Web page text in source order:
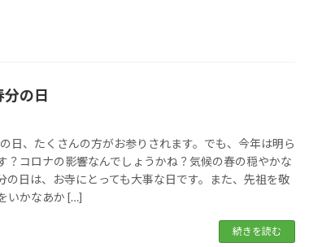
分の日
日、たくさんの方がお参りされます。でも、今年は明ら
？コロナの影響なんでしょうかね？気候の春の穏やかな
の日は、お寺にとっても大事な日です。また、先祖を敬
いかなあか […]
続きを読む